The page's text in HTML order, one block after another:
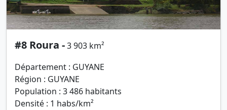
#8 Roura -3 903 km²
Département : GUYANE
Région : GUYANE
Population : 3 486 habitants
Densité : 1 habs/km²